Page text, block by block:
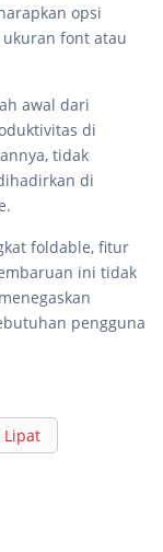
opsi
font atau
awal dari
di
tidak
di
foldable, fitur
ini tidak
pengguna
Lipat